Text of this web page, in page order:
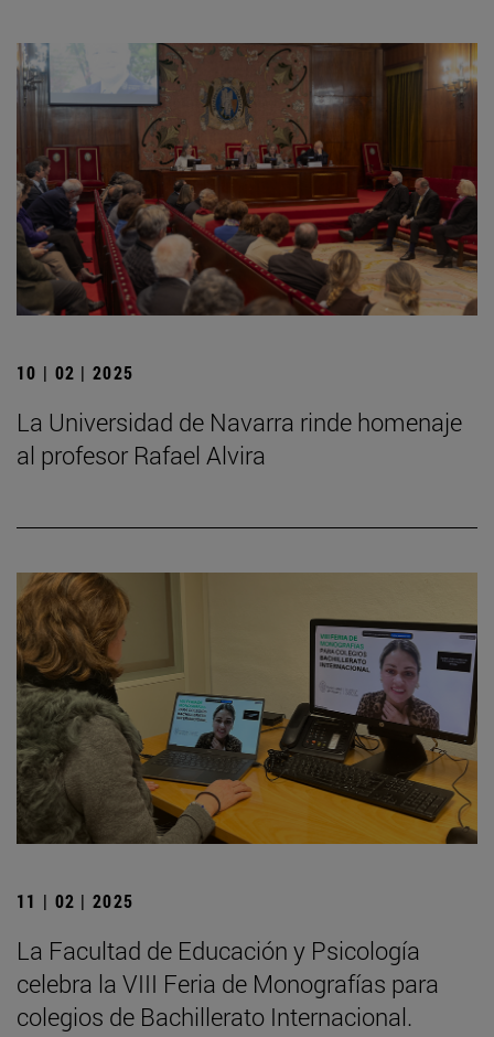
10 | 02 | 2025
La Universidad de Navarra rinde homenaje
al profesor Rafael Alvira
11 | 02 | 2025
La Facultad de Educación y Psicología
celebra la VIII Feria de Monografías para
colegios de Bachillerato Internacional.